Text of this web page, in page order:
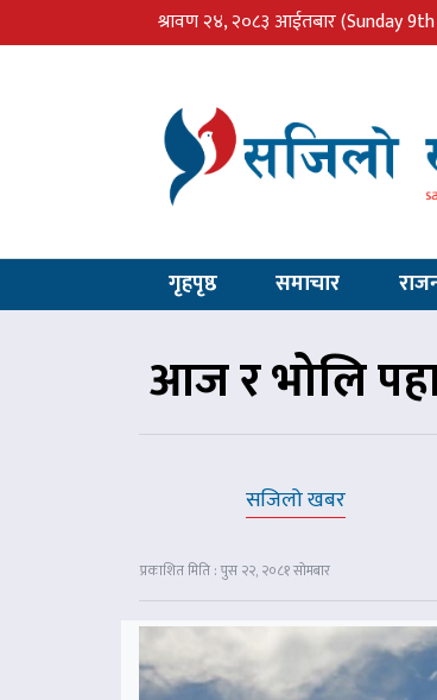
श्रावण २४, २०८३ आईतबार(Sunday
गृहपृष्ठ समाचार
आज र भोलि
सजिलो खबर
प्रकाशित मिति : पुस २२, २०८१ सोमबार